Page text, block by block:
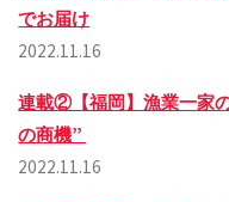
でお届け
2022.11.16
連載②【福岡】漁業一家
の商機”
2022.11.16